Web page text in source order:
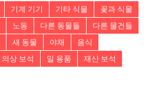
기계 기기 기타 식물
꽃과 식물
노동 다른 동물들
다른 물건들
새 동물 야채
음식
의상 보석 일 용품
재산 보석